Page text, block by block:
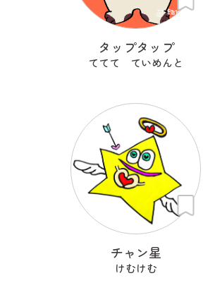
タップタップ
ててて ていめんと
チャン星
けむけむ